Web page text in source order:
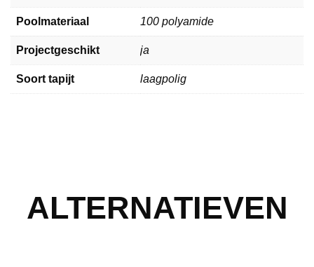
Poolmateriaal 100 polyamide
Projectgeschikt ja
Soort tapijt laagpolig
ALTERNATIEVEN